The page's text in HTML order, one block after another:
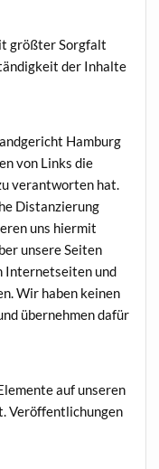
größter Sorgfalt
der Inhalte
Hamburg
von Links die
verantworten hat.
Distanzierung
uns hiermit
unsere Seiten
Internetseiten und
Wir haben keinen
übernehmen dafür
auf unseren
Veröffentlichungen